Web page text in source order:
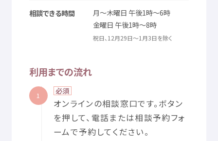
相談できる時間 月～木曜日 午後1時～6時
金曜日 午後1時～8時
祝日、12月29日～1 月3日を除く
利用までの流れ
1 必須
オンラインの相談窓口です。ボタン
を押 して、 電話 または相談予約フォ
ームで予約 してください。